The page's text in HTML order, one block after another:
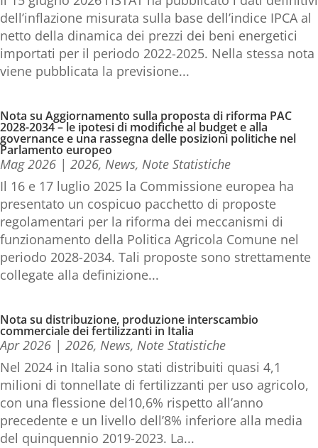
dell’inflazione misurata sulla base dell’indice IPCA al
netto della dinamica dei prezzi dei beni energetici
importati per il periodo 2022-2025. Nella stessa nota
viene pubblicata la previsione...
Nota su Aggiornamento sulla proposta di riforma PAC
2028-2034 – le ipotesi di modifiche al budget e alla
governance e una rassegna delle posizioni politiche nel
Parlamento europeo
Mag 2026 | 2026, News, Note Statistiche
Il 16 e 17 luglio 2025 la Commissione europea ha
presentato un cospicuo pacchetto di proposte
regolamentari per la riforma dei meccanismi di
funzionamento della Politica Agricola Comune nel
periodo 2028-2034. Tali proposte sono strettamente
collegate alla definizione...
Nota su distribuzione, produzione interscambio
commerciale dei fertilizzanti in Italia
Apr 2026 | 2026, News, Note Statistiche
Nel 2024 in Italia sono stati distribuiti quasi 4,1
milioni di tonnellate di fertilizzanti per uso agricolo,
con una flessione del10,6% rispetto all’anno
precedente e un livello dell’8% inferiore alla media
del quinquennio 2019-2023. La...